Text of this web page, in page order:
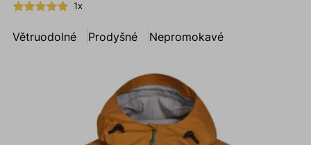
1x
Větruodolné Prodyšné Nepromokavé